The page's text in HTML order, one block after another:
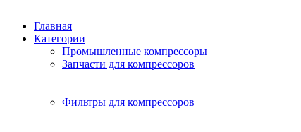
Главная
Категории
Промышленные компрессоры
Запчасти для компрессоров
Фильтры для компрессоров